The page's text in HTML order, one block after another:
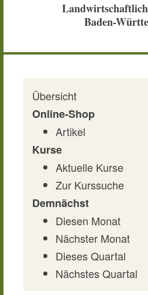
Baden-
Übersicht
Online-Shop
Artikel
Kurse
Aktuelle Kurse
Zur Kurssuche
Demnächst
Diesen Monat
Nächster Monat
Dieses Quartal
Nächstes Quartal